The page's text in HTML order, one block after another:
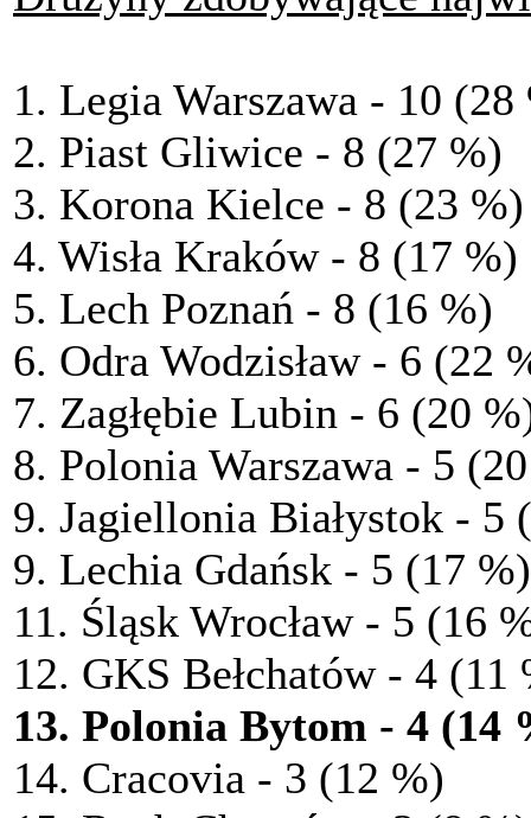
1. Legia Warszawa - 10 (28
2. Piast Gliwice - 8 (27 %)
3. Korona Kielce - 8 (23 %)
4. Wisła Kraków - 8 (17 %)
5. Lech Poznań - 8 (16 %)
6. Odra Wodzisław - 6 (22
7. Zagłębie Lubin - 6 (20
8. Polonia Warszawa - 5
9. Jagiellonia Białystok - 5
9. Lechia Gdańsk - 5 (17 %)
11. Śląsk Wrocław - 5 (16
12. GKS Bełchatów - 4 (11
13. Polonia Bytom - 4 (14
14. Cracovia - 3 (12 %)